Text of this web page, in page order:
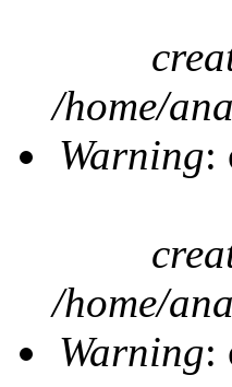
/home/
Warning:
/home/
Warning: